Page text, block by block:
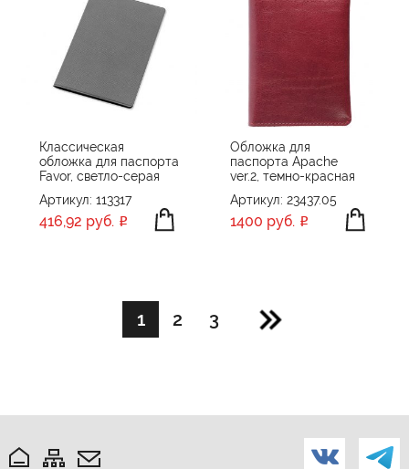
Классическая
обложка для паспорта
Favor, светло-серая
Артикул: 113317
416,92 руб.
Обложка для
паспорта Apache
ver.2, темно-красная
Артикул: 23437.05
1400 руб.
1 2 3